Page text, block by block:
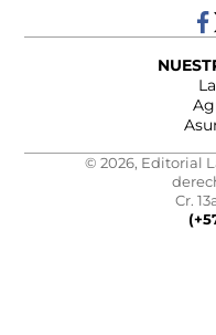
© 2026, Editorial
Cr.